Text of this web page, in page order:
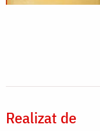
Realizat de